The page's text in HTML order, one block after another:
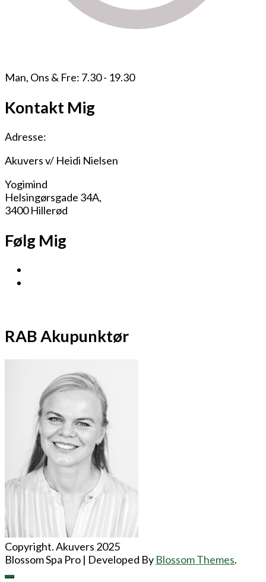
Man, Ons & Fre: 7.30 - 19.30
Kontakt Mig
Adresse:
Akuvers v/ Heidi Nielsen
Yogimind
Helsingørsgade 34A,
3400 Hillerød
Følg Mig
RAB Akupunktør
Copyright. Akuvers 2025
Blossom Spa Pro | Developed By Blossom Themes.